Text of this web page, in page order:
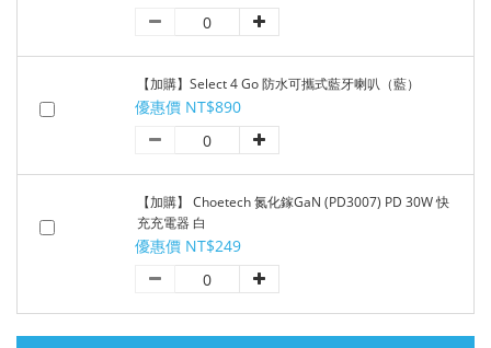
【加購】Select 4 Go 防水可攜式藍牙喇叭（藍）
優惠價 NT$890
【加購】 Choetech 氮化鎵GaN (PD3007) PD 30W 快
充充電器 白
優惠價 NT$249